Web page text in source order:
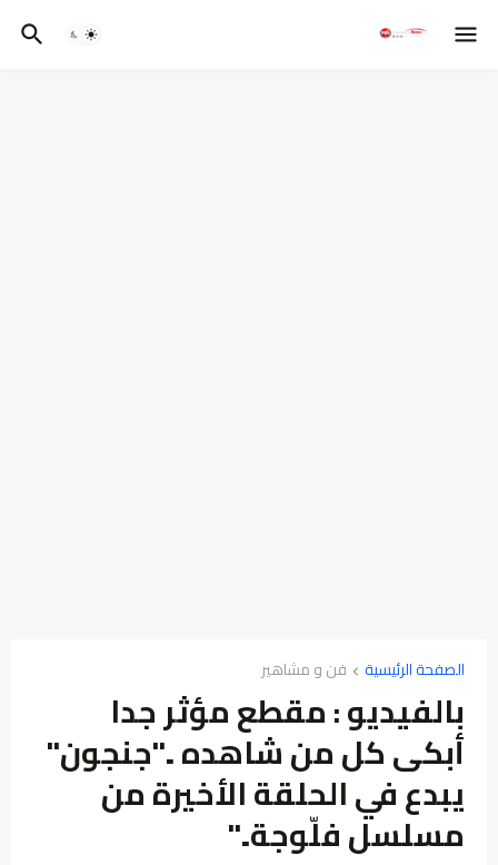
الصفحة الرئيسية فن و مشاهير
بالفيديو : مقطع مؤثر جدا
أبكى كل من شاهده .."جنجون"
يبدع في الحلقة الأخيرة من
مسلسل فلّوجة.."